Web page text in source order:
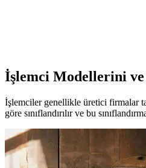
İşlemci Modellerini ve
İşlemciler genellikle üretici firmalar
göre sınıflandırılır ve bu